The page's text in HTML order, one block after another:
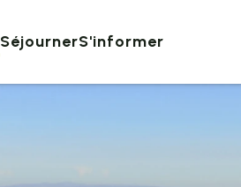
SéjournerS'informer